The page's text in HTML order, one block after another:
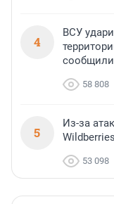
4
ВСУ
58 808
5
Из-за
Wildberries
53 098